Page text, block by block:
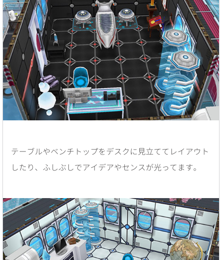
テーブルやベンチトップをデスクに見立ててレイアウト
したり、ふしぶしでアイデアやセンスが光ってます。